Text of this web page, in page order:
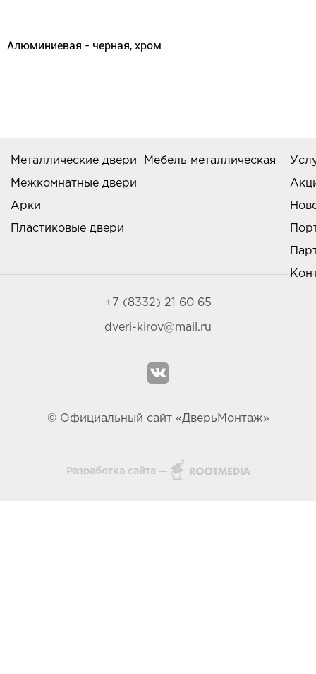
Алюминиевая - черная, хром
Металлические двери
Межкомнатные двери
Арки
Пластиковые двери
Мебель металлическая
+7 (8332) 21 60 65
dveri-kirov@mail.ru
© Официальный сайт «ДверьМонтаж»
Разработка сайта —